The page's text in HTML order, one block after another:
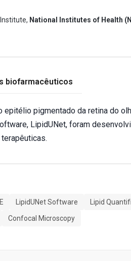
National Institutes of Health
biofarmacêuticos
epitélio pigmentado da retina do
LipidUNet, foram
LipidUNet Software
Lipid
Confocal Microscopy